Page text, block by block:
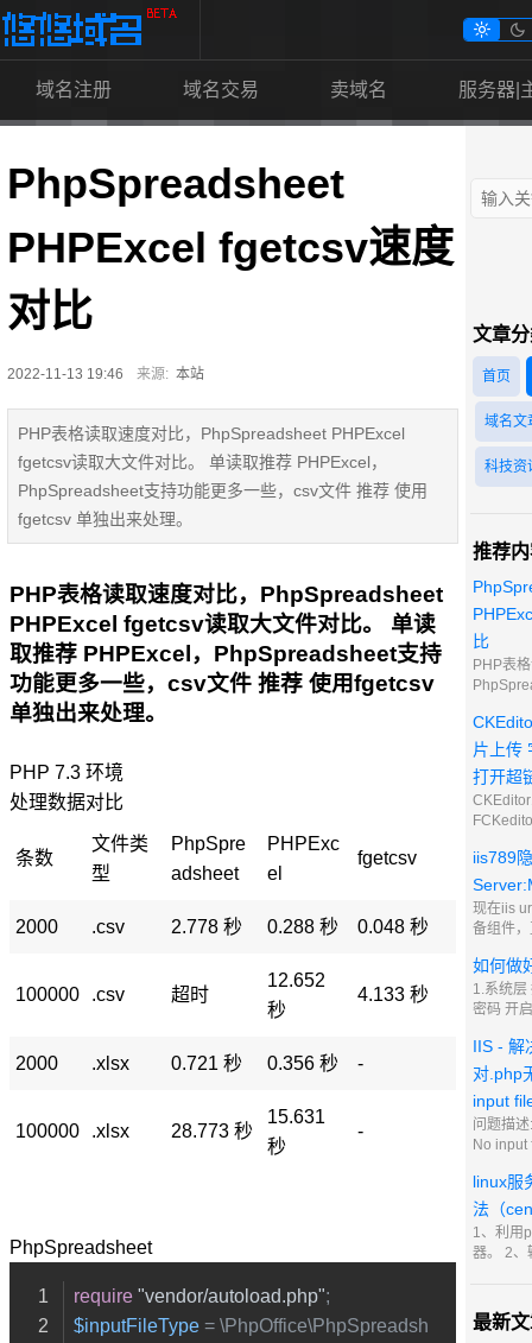
域名注册 域名交易 卖域名 服务器|
 
PhpSpreadsheet
PHPExcel fgetcsv速度
对比
2022-11-13 19:46 来源: 本站
PHP表格读取速度对比，PhpSpreadsheet PHPExcel
fgetcsv读取大文件对比。 单读取推荐 PHPExcel，
PhpSpreadsheet支持功能更多一些，csv文件 推荐 使用
fgetcsv 单独出来处理。
PHP表格读取速度对比，PhpSpreadsheet
PHPExcel fgetcsv读取大文件对比。 单读
取推荐 PHPExcel，PhpSpreadsheet支持
功能更多一些，csv文件 推荐 使用fgetcsv
单独出来处理。
PHP 7.3 环境
处理数据对比
条数
文件类
型
PhpSpre
adsheet
PHPExc
el
fgetcsv
2000 .csv 2.778 秒 0.288 秒 0.048 秒
100000 .csv 超时
12.652
秒
4.133 秒
2000 .xlsx 0.721 秒 0.356 秒 -
100000 .xlsx 28.773 秒
15.631
秒
-
PhpSpreadsheet
require "vendor/autoload.php";
$inputFileType = \PhpOffice\PhpSpreadsh
文章
首页
域名文
科技资
推荐
比
PHP表
读取推
多一些
fgetcsv
片上传
打开超
与增加
把它改
iis789
现在iis
备组件
写组件
则并保
可以随
如何做
1.系统层
密码 开
开启防
持最新
些用不
IIS - 解
对.php
input
问题描
No input
管理器
面的网
理程序
php条目
linux服
法（
1、利用
器。 2、
输入i进
的vps主
最新